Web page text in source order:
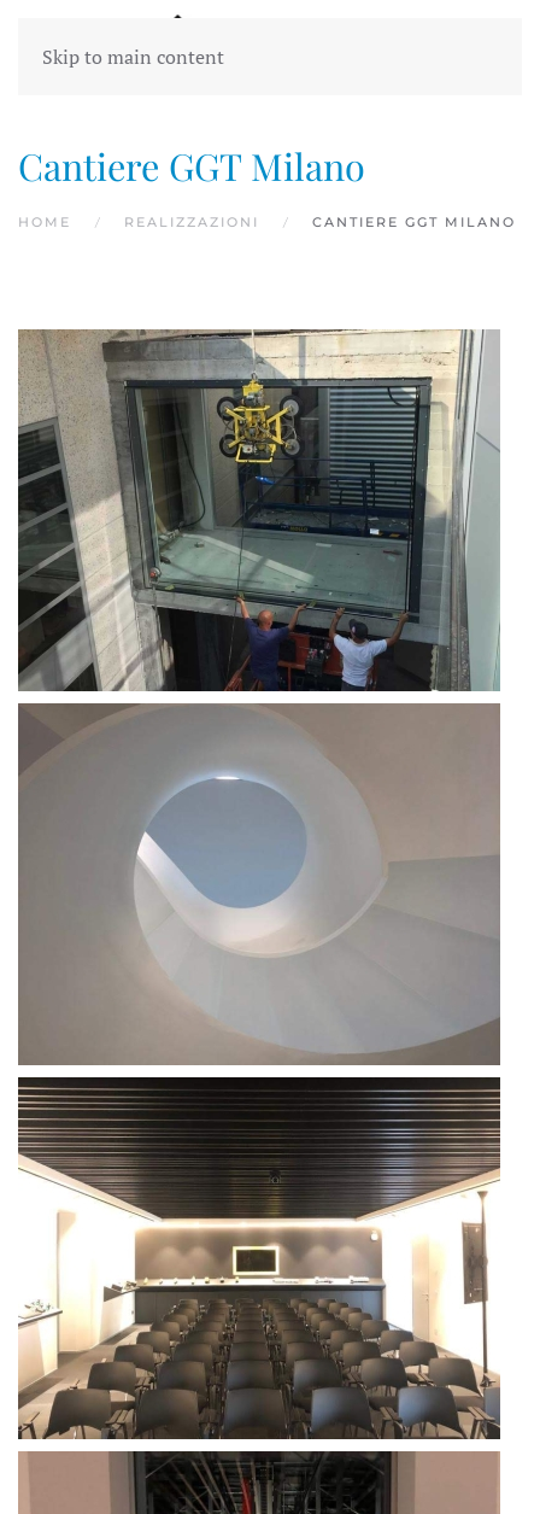
Skip to main content
Cantiere GGT Milano
HOME REALIZZAZIONI CANTIERE GGT MILANO